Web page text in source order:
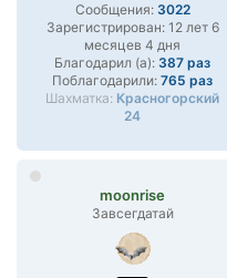
Сообщения: 3022
Зарегистрирован: 12 лет 6
месяцев 4 дня
Благодарил (а): 387 раз
Поблагодарили: 765 раз
Шахматка: Красногорский
24
moonrise
Завсегдатай